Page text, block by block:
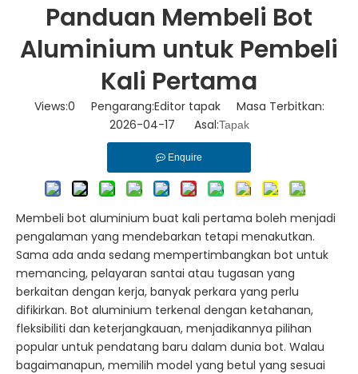
Panduan Membeli Bot
Aluminium untuk Pembeli
Kali Pertama
Views:0 Pengarang:Editor tapak Masa Terbitkan:
2026-04-17 Asal:Tapak
Enquire
Membeli bot aluminium buat kali pertama boleh menjadi
pengalaman yang mendebarkan tetapi menakutkan.
Sama ada anda sedang mempertimbangkan bot untuk
memancing, pelayaran santai atau tugasan yang
berkaitan dengan kerja, banyak perkara yang perlu
difikirkan. Bot aluminium terkenal dengan ketahanan,
fleksibiliti dan keterjangkauan, menjadikannya pilihan
popular untuk pendatang baru dalam dunia bot. Walau
bagaimanapun, memilih model yang betul yang sesuai